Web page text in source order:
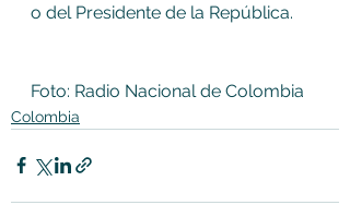
o del Presidente de la República.
Foto: Radio Nacional de Colombia
Colombia